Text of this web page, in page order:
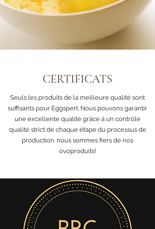
CERTIFICATS
Seuls les produits de la meilleure qualité sont
suffisants pour Eggspert. Nous pouvons garantir
une excellente qualité grâce à un contrôle
qualité strict de chaque étape du processus de
production. nous sommes fiers de nos
ovoproduits!